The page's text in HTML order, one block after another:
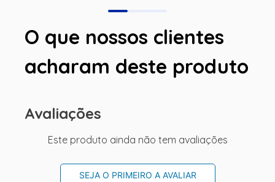
O que nossos clientes
acharam deste produto
Avaliações
Este produto ainda não tem avaliações
SEJA O PRIMEIRO A AVALIAR